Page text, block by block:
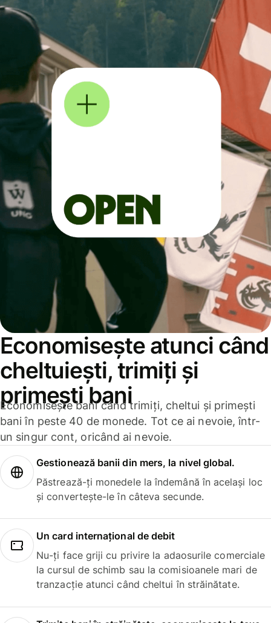
Economisește atunci când
cheltuiești, trimiți și
primești bani
Economisește bani când trimiți, cheltui și primești
bani în peste 40 de monede. Tot ce ai nevoie, într-
un singur cont, oricând ai nevoie.
Gestionează banii din mers, la nivel global.
Păstrează-ți monedele la îndemână în același loc
și convertește-le în câteva secunde.
Un card internațional de debit
Nu-ți face griji cu privire la adaosurile comerciale
la cursul de schimb sau la comisioanele mari de
tranzacție atunci când cheltui în străinătate.